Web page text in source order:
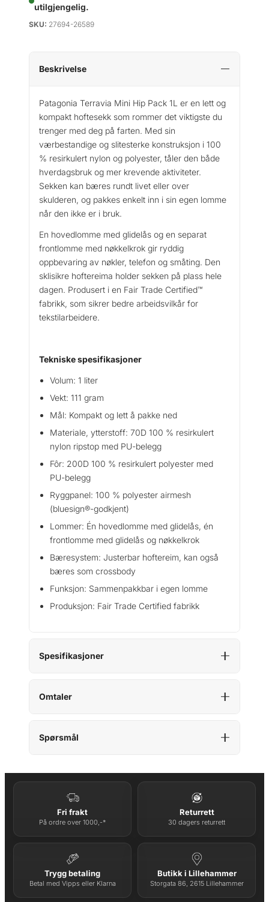
utilgjengelig.
SKU: 27694-26589
Beskrivelse
Patagonia Terravia Mini Hip Pack 1L er en lett og
kompakt hoftesekk som rommer det viktigste du
trenger med deg på farten. Med sin
værbestandige og slitesterke konstruksjon i 100
% resirkulert nylon og polyester, tåler den både
hverdagsbruk og mer krevende aktiviteter.
Sekken kan bæres rundt livet eller over
skulderen, og pakkes enkelt inn i sin egen lomme
når den ikke er i bruk.
En hovedlomme med glidelås og en separat
frontlomme med nøkkelkrok gir ryddig
oppbevaring av nøkler, telefon og småting. Den
sklisikre hoftereima holder sekken på plass hele
dagen. Produsert i en Fair Trade Certified™
fabrikk, som sikrer bedre arbeidsvilkår for
tekstilarbeidere.
Tekniske spesifikasjoner
Volum: 1 liter
Vekt: 111 gram
Mål: Kompakt og lett å pakke ned
Materiale, ytterstoff: 70D 100 % resirkulert
nylon ripstop med PU-belegg
Fôr: 200D 100 % resirkulert polyester med
PU-belegg
Ryggpanel: 100 % polyester airmesh
(bluesign®-godkjent)
Lommer: Én hovedlomme med glidelås, én
frontlomme med glidelås og nøkkelkrok
Bæresystem: Justerbar hoftereim, kan også
bæres som crossbody
Funksjon: Sammenpakkbar i egen lomme
Produksjon: Fair Trade Certified fabrikk
Spesifikasjoner
Omtaler
Spørsmål
Fri frakt
På ordre over 1000,-*
Returrett
30 dagers returrett
Trygg betaling
Betal med Vipps eller Klarna
Butikk i Lillehammer
Storgata 86, 2615 Lillehammer